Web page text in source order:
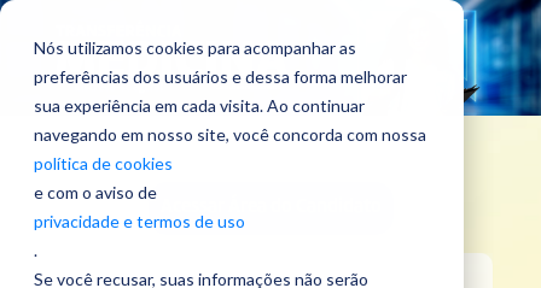
Nós utilizamos cookies para acompanhar as
preferências dos usuários e dessa forma melhorar
sua experiência em cada visita. Ao continuar
navegando em nosso site, você concorda com nossa
política de cookies
e com o aviso de
privacidade e termos de uso
.
Se você recusar, suas informações não serão